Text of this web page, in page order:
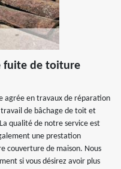
fuite de toiture
agrée en travaux de réparation
de bâchage de toit et
qualité de notre service est
une prestation
couverture de maison. Nous
si vous désirez avoir plus